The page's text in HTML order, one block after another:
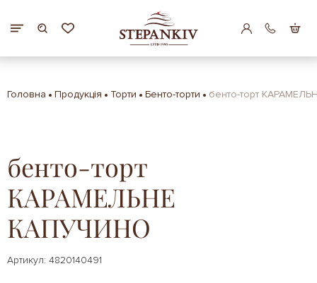
Головна Продукція Торти Бенто-торти бенто-торт
бенто-торт
КАРАМЕЛЬНЕ
КАПУЧИНО
Артикул: 4820140491